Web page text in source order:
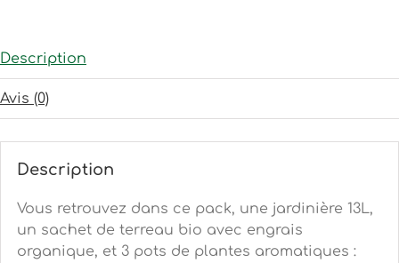
Description
Avis (0)
Description
Vous retrouvez dans ce pack, une jardinière 13L,
un sachet de terreau bio avec engrais
organique, et 3 pots de plantes aromatiques :